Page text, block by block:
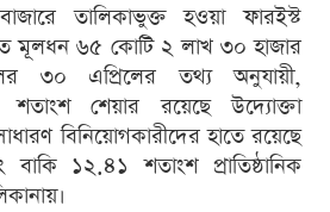
তালিকাভুক্ত হওয়া ফারইস্ট
মূলধন ৬৫ কোটি ২ লাখ ৩০ হাজার
৩০ এপ্রিলের তথ্য অনুযায়ী,
শতাংশ শেয়ার রয়েছে উদ্যোক্তা
বিনিয়োগকারীদের হাতে রয়েছে
১২.৪১ শতাংশ প্রাতিষ্ঠানিক